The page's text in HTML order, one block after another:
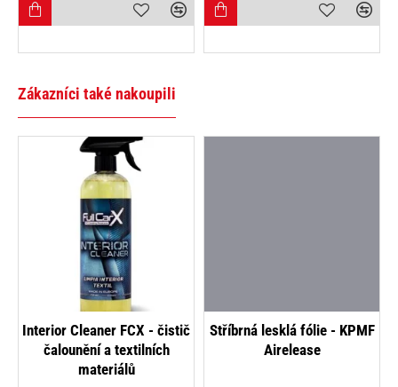
Zákazníci také nakoupili
lesklá fólie - KPMF
Airelease
Cementově šedá matná fólie